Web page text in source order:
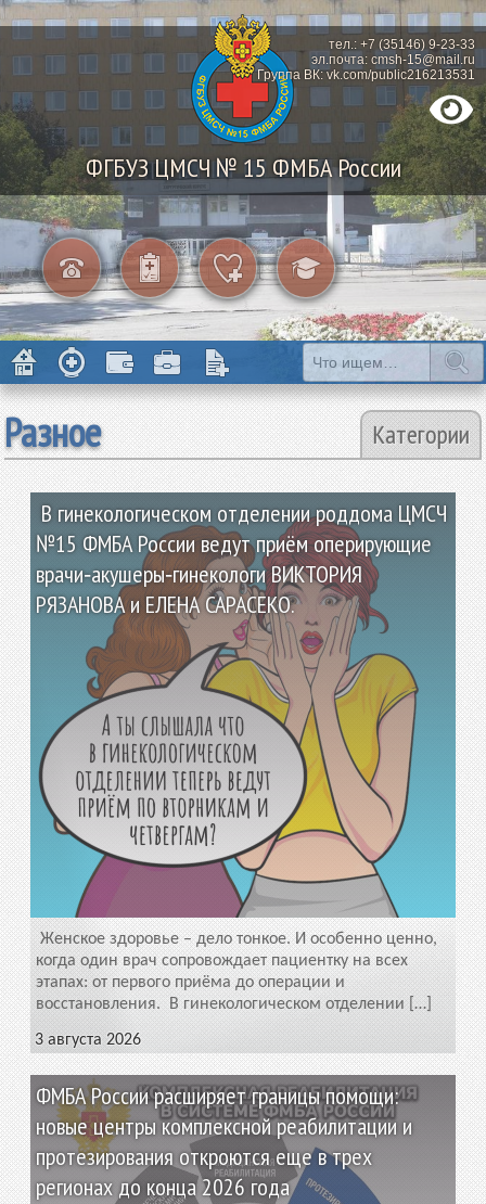
ФГБУЗ ЦМСЧ № 15 ФМБА России
тел.: +7 (35146) 9-23-33
эл.почта: cmsh-15@mail.ru
Группа ВК: vk.com/public216213531
Разное Категории
В гинекологическом отделении роддома ЦМСЧ
№15 ФМБА России ведут приём оперирующие
врачи‑акушеры‑гинекологи ВИКТОРИЯ
РЯЗАНОВА и ЕЛЕНА САРАСЕКО.
3 августа 2026
Женское здоровье – дело тонкое. И особенно ценно,
когда один врач сопровождает пациентку на всех
этапах: от первого приёма до операции и
восстановления. В гинекологическом отделении […]
ФМБА России расширяет границы помощи:
новые центры комплексной реабилитации и
протезирования откроются еще в трех
регионах до конца 2026 года